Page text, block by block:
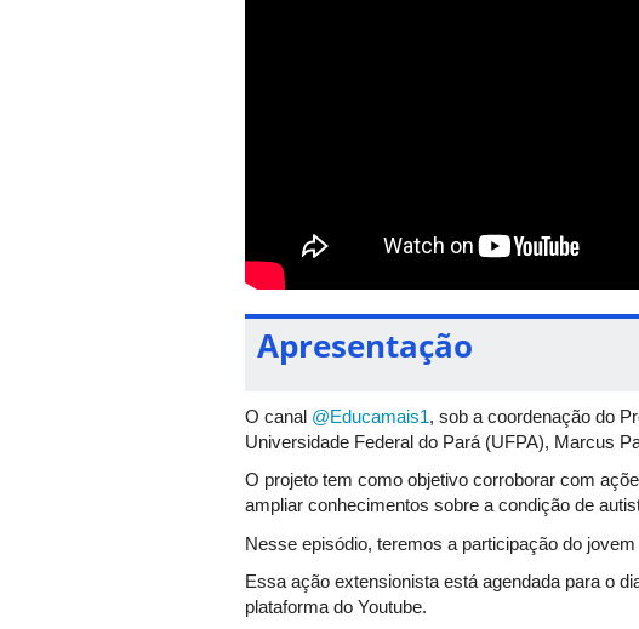
Apresentação
O canal @Educamais1, sob a coordenação do
Universidade Federal do Pará (UFPA), Marcus
O projeto tem como objetivo corroborar com
ampliar conhecimentos sobre a condição de
Nesse episódio, teremos a participação do
Essa ação extensionista está agendada para o
plataforma do Youtube.